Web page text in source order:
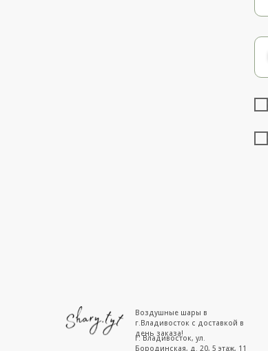
г. Владивосток, ул.
Бородинская, д. 20, 5 этаж, 11
Воздушные шары в
г.Владивосток с доставкой в
день заказа!